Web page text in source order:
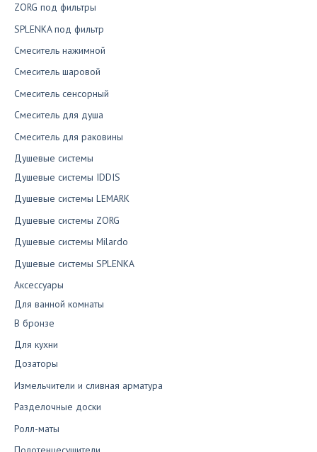
ZORG под фильтры
SPLENKA под фильтр
Смеситель нажимной
Смеситель шаровой
Смеситель сенсорный
Смеситель для душа
Смеситель для раковины
Душевые системы
Душевые системы IDDIS
Душевые системы LEMARK
Душевые системы ZORG
Душевые системы Milardo
Душевые системы SPLENKA
Аксессуары
Для ванной комнаты
В бронзе
Для кухни
Дозаторы
Измельчители и сливная арматура
Разделочные доски
Ролл-маты